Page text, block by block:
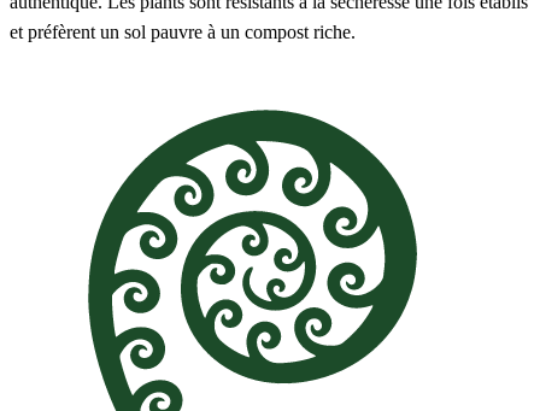
et préfèrent un sol pauvre à un compost riche.